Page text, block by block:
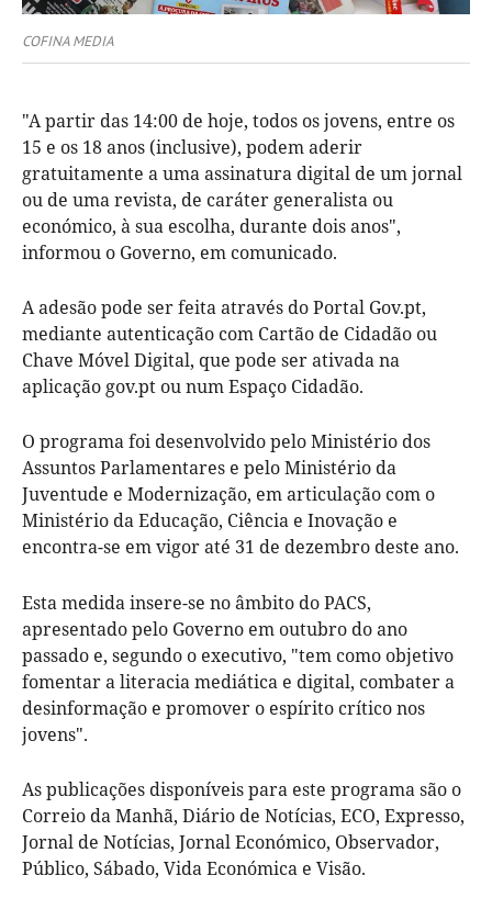
COFINA MEDIA
"A partir das 14:00 de hoje, todos os jovens, entre os
15 e os 18 anos (inclusive), podem aderir
gratuitamente a uma assinatura digital de um jornal
ou de uma revista, de caráter generalista ou
económico, à sua escolha, durante dois anos",
informou o Governo, em comunicado.
A adesão pode ser feita através do Portal Gov.pt,
mediante autenticação com Cartão de Cidadão ou
Chave Móvel Digital, que pode ser ativada na
aplicação gov.pt ou num Espaço Cidadão.
O programa foi desenvolvido pelo Ministério dos
Assuntos Parlamentares e pelo Ministério da
Juventude e Modernização, em articulação com o
Ministério da Educação, Ciência e Inovação e
encontra-se em vigor até 31 de dezembro deste ano.
Esta medida insere-se no âmbito do PACS,
apresentado pelo Governo em outubro do ano
passado e, segundo o executivo, "tem como objetivo
fomentar a literacia mediática e digital, combater a
desinformação e promover o espírito crítico nos
jovens".
As publicações disponíveis para este programa são o
Correio da Manhã, Diário de Notícias, ECO, Expresso,
Jornal de Notícias, Jornal Económico, Observador,
Público, Sábado, Vida Económica e Visão.